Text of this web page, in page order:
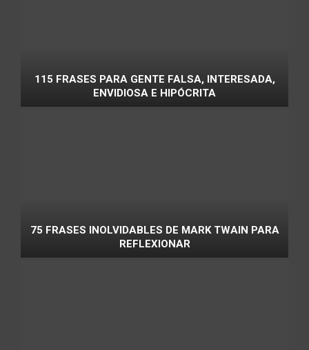
115 FRASES PARA GENTE FALSA, INTERESADA,
ENVIDIOSA E HIPÓCRITA
75 FRASES INOLVIDABLES DE MARK TWAIN PARA
REFLEXIONAR